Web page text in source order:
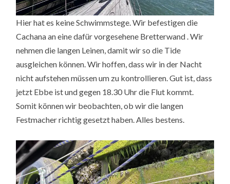
Hier hat es keine Schwimmstege. Wir befestigen die
Cachana an eine dafür vorgesehene Bretterwand . Wir
nehmen die langen Leinen, damit wir so die Tide
ausgleichen können. Wir hoffen, dass wir in der Nacht
nicht aufstehen müssen um zu kontrollieren. Gut ist, dass
jetzt Ebbe ist und gegen 18.30 Uhr die Flut kommt.
Somit können wir beobachten, ob wir die langen
Festmacher richtig gesetzt haben. Alles bestens.